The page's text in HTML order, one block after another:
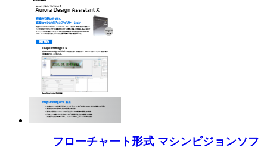
フローチャート形式 マシンビジョンソフ